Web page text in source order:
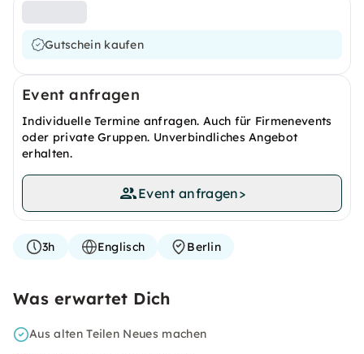
Gutschein kaufen
Event anfragen
Individuelle Termine anfragen. Auch für Firmenevents
oder private Gruppen. Unverbindliches Angebot
erhalten.
Event anfragen>
3h Englisch Berlin
Was erwartet Dich
Aus alten Teilen Neues machen